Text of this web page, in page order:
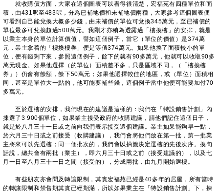
就收購價方面，大家在這個圖表可以看得很清楚，宏福苑有四種單位和面
積，由431呎至483呎，分為已補地價和未補地價兩種，大家參考這個圖表便
可看到自己能兌換大概多少錢，由未補價的單位可兌換345萬元，至已補價的
單位最多可兌換超過500萬元。我剛才亦稍為透露過「樓換樓」的安排，就是
以業主本身的單位計算價值，譬如這個例子，當它（單位的價值）是374萬
元，業主拿着的「樓換樓券」便是等值374萬元。如果他換了面積較小的單
位，便有錢剩下來，參照這個例子，餘下的就有90多萬元，他就可以收取90多
萬元現金。如果他選擇（的單位）面積差不多，只是區域不同，（「樓換樓
券」）仍會有餘額，餘下50萬元；如果他選擇較佳的地區，或（單位）面積相
同，甚至是單位大一點的，他可能要補些錢，這個例子當中他便可能要加付70
多萬元。
至於選樓的安排，我們現在的建議是這樣的：我們在「特設銷售計劃」內
揀選了3 900個單位，如果業主接受政府的收購建議，請他們記住這個日子，
就是於八月三十一日或之前向我們表示接受這個建議。業主如果能夠早一點，
於六月三十日或之前接受（收購建議），我們會將他們放在第一批，第一批業
主將來可以先選樓；同一個批次的，我們會以抽籤決定選樓的先後次序。換句
話說，總共會有兩批（業主），即六月三十日或之前（接受建議的），以及七
月一日至八月三十一日之間（接受的），分成兩批，由九月開始選樓。
有些朋友亦會問及轉讓限制，其實宏福苑已經是40多年的居屋，所有當時
的轉讓限制和禁售期其實已經期滿，所以如果業主在「特設銷售計劃」下，揀